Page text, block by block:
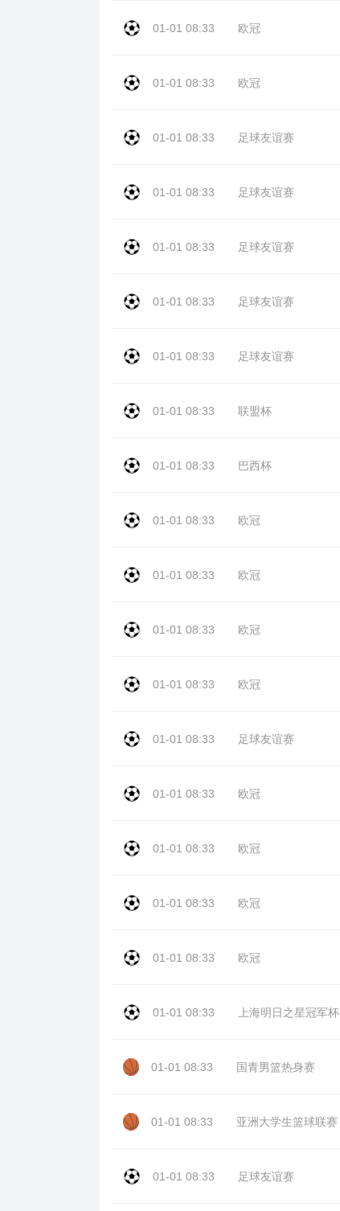
01-01 08:33 欧冠
01-01 08:33 欧冠
01-01 08:33 足球友谊赛
01-01 08:33 足球友谊赛
01-01 08:33 足球友谊赛
01-01 08:33 足球友谊赛
01-01 08:33 足球友谊赛
01-01 08:33 联盟杯
01-01 08:33 巴西杯
01-01 08:33 欧冠
01-01 08:33 欧冠
01-01 08:33 欧冠
01-01 08:33 欧冠
01-01 08:33 足球友谊赛
01-01 08:33 欧冠
01-01 08:33 欧冠
01-01 08:33 欧冠
01-01 08:33 欧冠
01-01 08:33 上海明日之星冠军杯
01-01 08:33 国青男篮热身赛
01-01 08:33 亚洲大学生篮球联赛
01-01 08:33 足球友谊赛